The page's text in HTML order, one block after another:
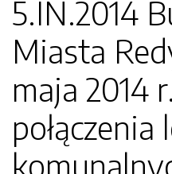
5.IN.2014
Miasta
maja 2014
połączenia